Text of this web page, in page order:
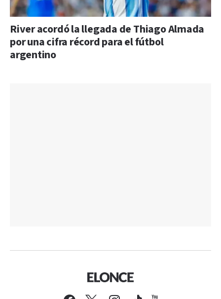
River acordó la llegada de Thiago Almada
por una cifra récord para el fútbol
argentino